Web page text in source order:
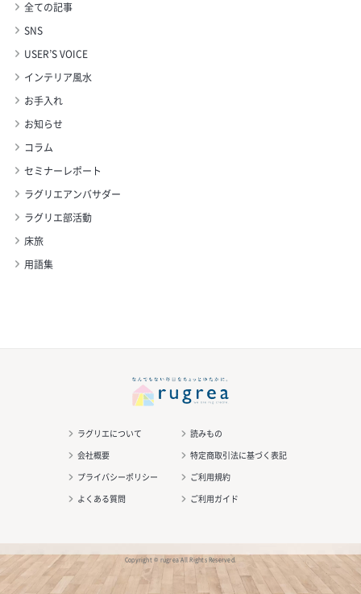
全ての記事
SNS
USER’S VOICE
インテリア風水
お手入れ
お知らせ
コラム
セミナーレポート
ラグリエアンバサダー
ラグリエ部活動
床旅
用語集
ラグリエについて
読みもの
会社概要
特定商取引法に基づく表記
プライバシーポリシー
ご利用規約
よくある質問
ご利用ガイド
Copyright © rugrea All Rights Reserved.